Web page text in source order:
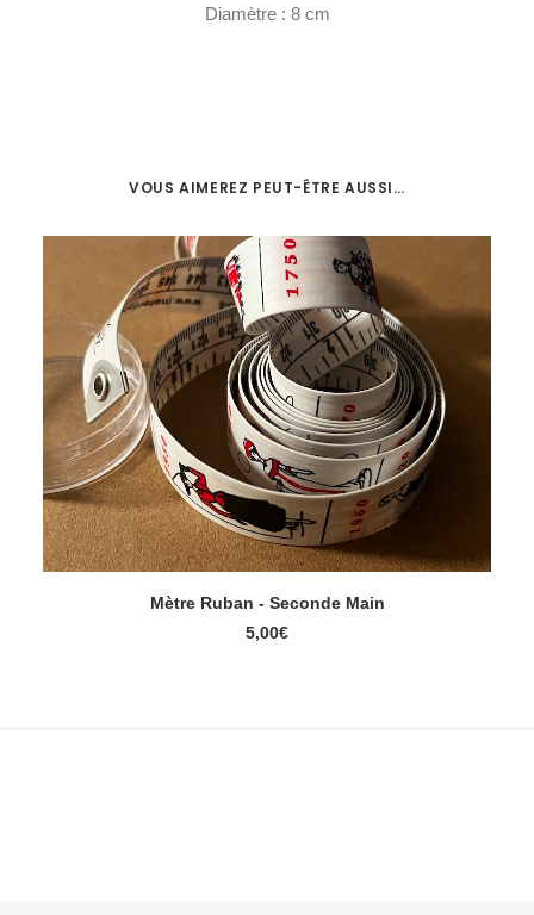
Diamètre : 8 cm
VOUS AIMEREZ PEUT-ÊTRE AUSSI…
Mètre Ruban - Seconde Main
5,00€